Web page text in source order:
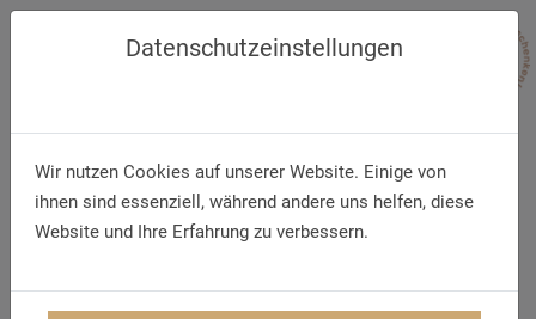
Datenschutzeinstellungen
Wir nutzen Cookies auf unserer Website. Einige von
ihnen sind essenziell, während andere uns helfen, diese
Website und Ihre Erfahrung zu verbessern.